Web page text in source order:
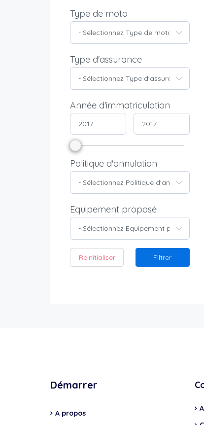
Type de moto
- Sélectionnez Type de moto -
Type d'assurance
- Sélectionnez Type d'assurance -
Année d'immatriculation
Politique d'annulation
- Sélectionnez Politique d'annulation -
Equipement proposé
- Sélectionnez Equipement proposé -
Filtrer
Réinitialiser
Démarrer
A propos